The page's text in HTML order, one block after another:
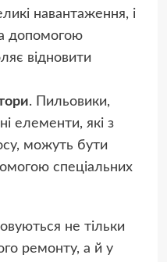
навантаження, і
допомогою
відновити
. Пильовики,
елементи, які з
можуть бути
спеціальних
не тільки
ремонту, а й у